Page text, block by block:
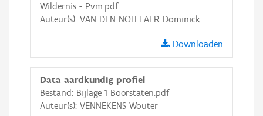
OSM-Basiskaart
GRB-Basiskaart in grijswaarden
Wildernis - Pvm.pdf
Auteur(s): VAN DEN NOTELAER Dominick
Downloaden
Data aardkundig profiel
Bestand: Bijlage 1 Boorstaten.pdf
Auteur(s): VENNEKENS Wouter